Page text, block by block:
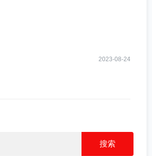
2023-08-24